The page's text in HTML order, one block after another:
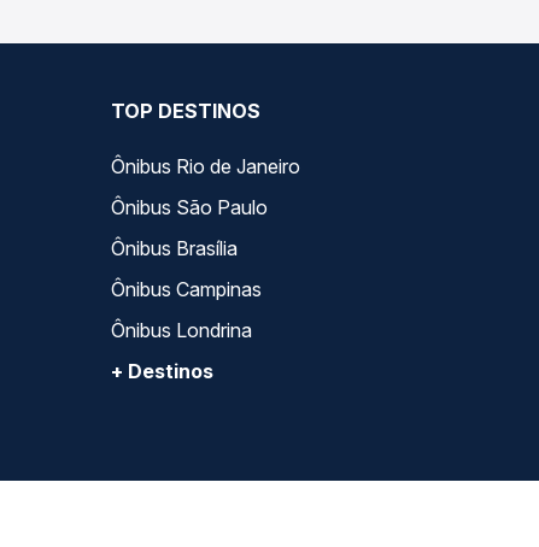
TOP DESTINOS
Ônibus Rio de Janeiro
Ônibus São Paulo
Ônibus Brasília
Ônibus Campinas
Ônibus Londrina
+ Destinos